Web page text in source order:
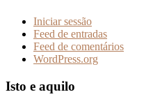
Iniciar sessão
Feed de entradas
Feed de comentários
WordPress.org
Isto e aquilo